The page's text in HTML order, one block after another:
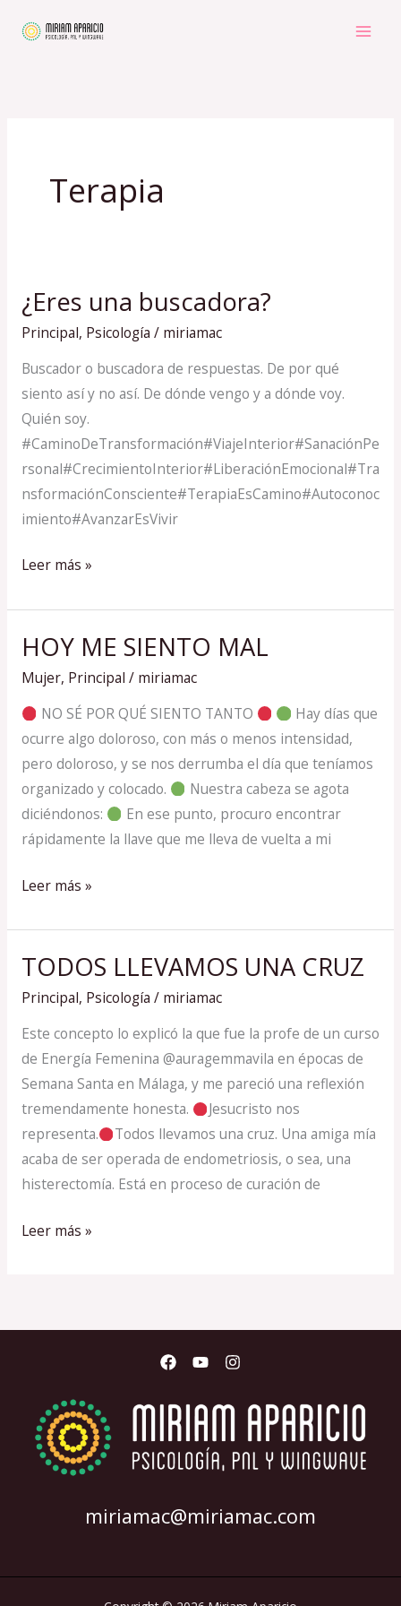
Terapia
¿Eres una buscadora?
Principal, Psicología / miriamac
Buscador o buscadora de respuestas. De por qué
siento así y no así. De dónde vengo y a dónde voy.
Quién soy.
#CaminoDeTransformación#ViajeInterior#SanaciónPe
rsonal#CrecimientoInterior#LiberaciónEmocional#Tra
nsformaciónConsciente#TerapiaEsCamino#Autoconoc
imiento#AvanzarEsVivir
¿Eres
una
buscadora?
Leer más »
HOY ME SIENTO MAL
Mujer, Principal / miriamac
NO SÉ POR QUÉ SIENTO TANTO
Hay días que
ocurre algo doloroso, con más o menos intensidad,
pero doloroso, y se nos derrumba el día que teníamos
organizado y colocado.
Nuestra cabeza se agota
diciéndonos:
En ese punto, procuro encontrar
rápidamente la llave que me lleva de vuelta a mi
HOY
ME
SIENTO
MAL
Leer más »
TODOS LLEVAMOS UNA CRUZ
Principal, Psicología / miriamac
Este concepto lo explicó la que fue la profe de un curso
de Energía Femenina @auragemmavila en épocas de
Semana Santa en Málaga, y me pareció una reflexión
tremendamente honesta.
Jesucristo nos
representa.
Todos llevamos una cruz. Una amiga mía
acaba de ser operada de endometriosis, o sea, una
histerectomía. Está en proceso de curación de
TODOS
LLEVAMOS
CRUZ
Leer más »
miriamac@miriamac.com